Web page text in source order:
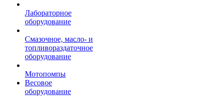
Лабораторное
оборудование
Смазочное, масло- и
топливораздаточное
оборудование
Мотопомпы
Весовое
оборудование